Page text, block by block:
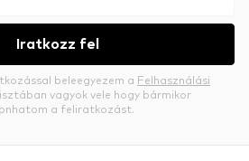
Iratkozz fel
beleegyezem a Felhasználási
vagyok vele hogy bármikor
a feliratkozást.